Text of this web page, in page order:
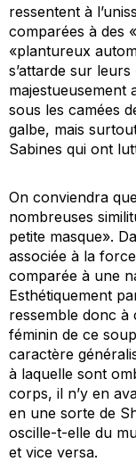
ressentent à
comparées à des
«plantureux
s’attarde sur
majestueusement
sous les camées
galbe, mais
Sabines qui ont
On conviendra
nombreuses
petite masque».
associée à la
comparée à une
Esthétiquement
ressemble donc à
féminin de ce
caractère
à laquelle sont
corps, il n’y en
en une sorte de
oscille-t-elle du
et vice versa.